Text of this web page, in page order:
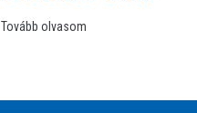
Tovább olvasom